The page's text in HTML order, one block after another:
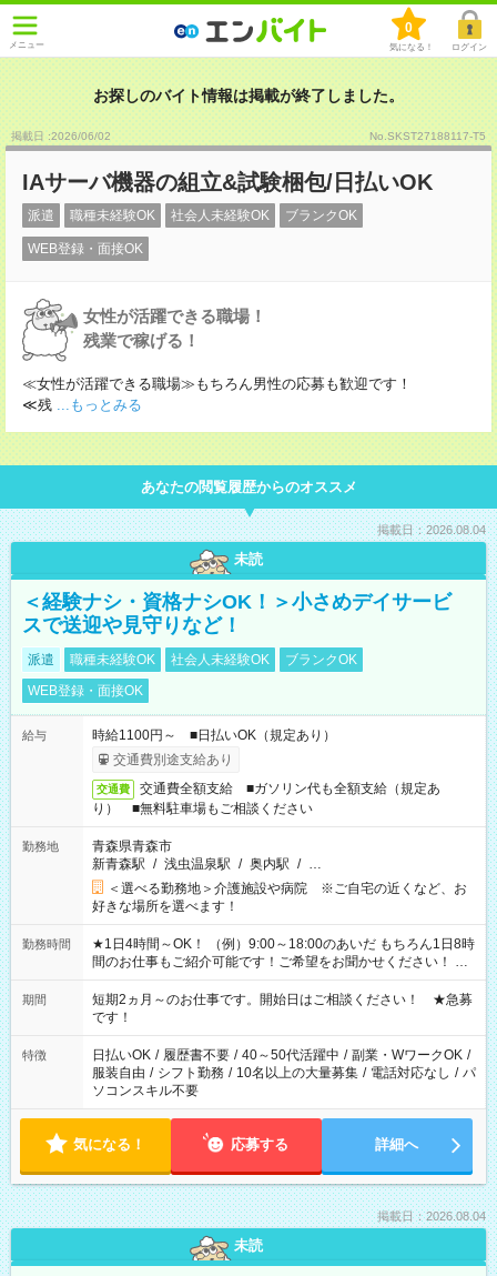
メニュー
0
気になる！ ログイン
お探しのバイト情報は掲載が終了しました。
掲載日 :2026/06/02 No.SKST27188117-T5
IAサーバ機器の組立&試験梱包/日払いOK
派遣 職種未経験OK 社会人未経験OK ブランクOK
WEB登録・面接OK
女性が活躍できる職場！
残業で稼げる！
≪女性が活躍できる職場≫もちろん男性の応募も歓迎です！
≪残 ...もっとみる
あなたの閲覧履歴からのオススメ
掲載日：2026.08.04
未読
＜経験ナシ・資格ナシOK！＞小さめデイサービ
スで送迎や見守りなど！
派遣 職種未経験OK 社会人未経験OK
ブランクOK
WEB登録・面接OK
給与
時給1100円～ ■日払いOK（規定あり）
交通費別途支給あり
交通費
交通費全額支給 ■ガソリン代も全額支給（規定あ
り） ■無料駐車場もご相談ください
勤務地
青森県青森市
新青森駅 / 浅虫温泉駅 / 奥内駅 / …
＜選べる勤務地＞介護施設や病院 ※ご自宅の近くなど、お
好きな場所を選べます！
勤務時間
★1日4時間～OK！ （例）9:00～18:00のあいだ もちろん1日8時
間のお仕事もご紹介可能です！ご希望をお聞かせください！ ★
家庭の都合でお休みが必要な場合も遠慮なくご相談ください。
※週最低15時間以上の勤務が必要です
期間
短期2ヵ月～のお仕事です。開始日はご相談ください！ ★急募
です！
特徴 日払いOK / 履歴書不要 / 40～50代活躍中 / 副業・WワークOK /
服装自由 / シフト勤務 / 10名以上の大量募集 / 電話対応なし / パ
ソコンスキル不要
気になる！ 応募する 詳細へ
掲載日：2026.08.04
未読